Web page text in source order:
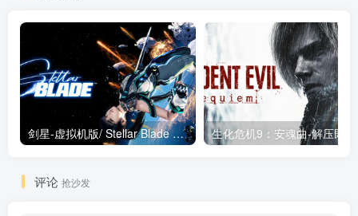
剑星-虚拟机版/ Stellar Blade v1.4.1|Build.19963153 终极版新补丁 送修改器 免安装中文版
评论 抢沙发